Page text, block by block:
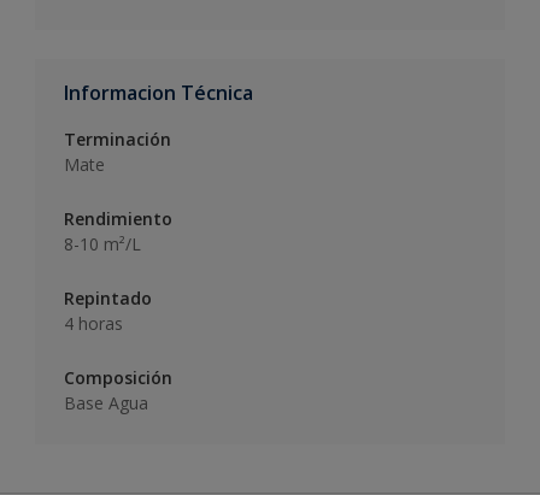
Informacion Técnica
Terminación
Mate
Rendimiento
8-10 m²/L
Repintado
4 horas
Composición
Base Agua